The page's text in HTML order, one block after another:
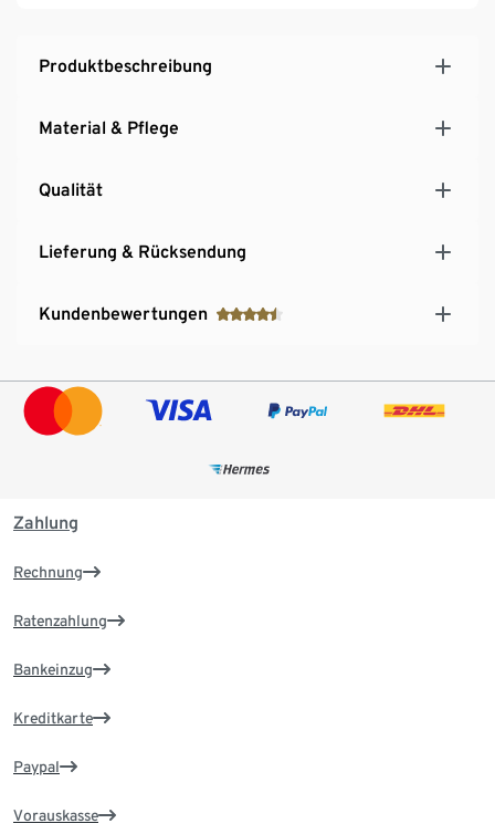
Produktbeschreibung
Material & Pflege
Qualität
Lieferung & Rücksendung
Kundenbewertungen
Zahlung
Rechnung
Ratenzahlung
Bankeinzug
Kreditkarte
Paypal
Vorauskasse